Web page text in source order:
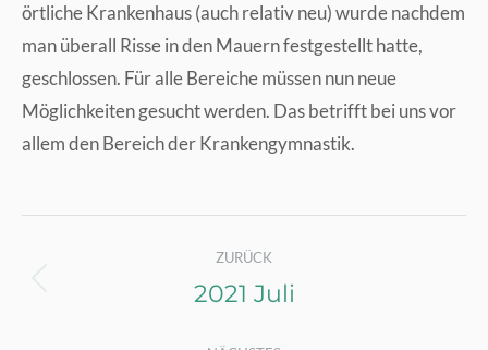
örtliche Krankenhaus (auch relativ neu) wurde nachdem
man überall Risse in den Mauern festgestellt hatte,
geschlossen. Für alle Bereiche müssen nun neue
Möglichkeiten gesucht werden. Das betrifft bei uns vor
allem den Bereich der Krankengymnastik.
ZURÜCK
Vorheriger
2021 Juli